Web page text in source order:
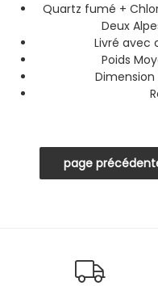
Quartz fumé +
Deux
Livré
Poids
Dimension